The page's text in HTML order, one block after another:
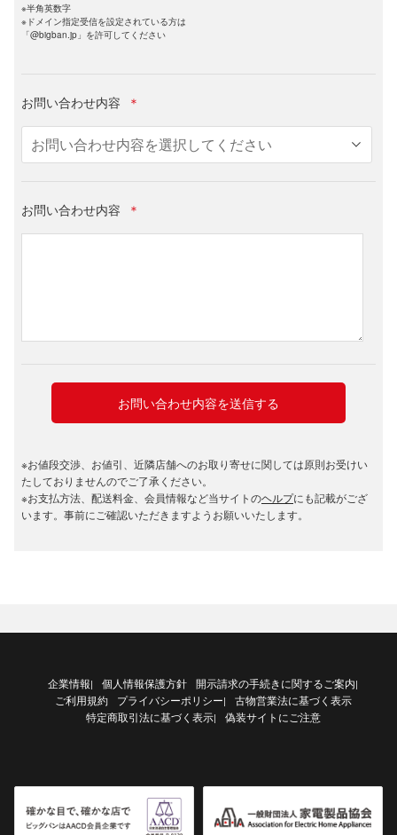
※半角英数字
※ドメイン指定受信を設定されている方は
「@bigban.jp」を許可してください
お問い合わせ内容 ＊
お問い合わせ内容 ＊
※お値段交渉、お値引、近隣店舗へのお取り寄せに関しては原則お受けい
たしておりませんのでご了承ください。
※お支払方法、配送料金、会員情報など当サイトのヘルプにも記載がござ
います。事前にご確認いただきますようお願いいたします。
企業情報| 個人情報保護方針 開示請求の手続きに関するご案内|
ご利用規約 プライバシーポリシー|
古物営業法に基づく表示
特定商取引法に基づく表示| 偽装サイトにご注意